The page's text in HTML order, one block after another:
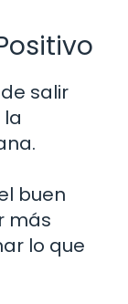
salir
buen
más
lo que